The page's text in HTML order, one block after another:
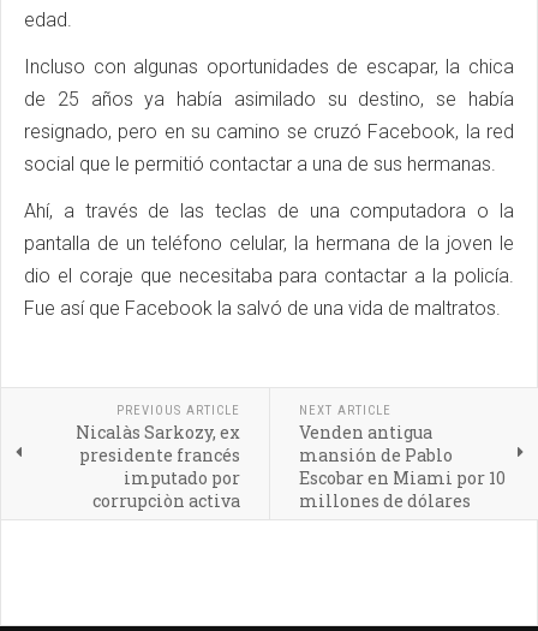
edad.
Incluso con algunas oportunidades de escapar, la chica
de 25 años ya había asimilado su destino, se había
resignado, pero en su camino se cruzó Facebook, la red
social que le permitió contactar a una de sus hermanas.
Ahí, a través de las teclas de una computadora o la
pantalla de un teléfono celular, la hermana de la joven le
dio el coraje que necesitaba para contactar a la policía.
Fue así que Facebook la salvó de una vida de maltratos.
PREVIOUS ARTICLE
Nicalàs Sarkozy, ex
presidente francés
imputado por
corrupciòn activa
NEXT ARTICLE
Venden antigua
mansión de Pablo
Escobar en Miami por 10
millones de dólares